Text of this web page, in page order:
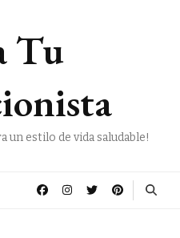
Tu
un estilo de vida saludable!